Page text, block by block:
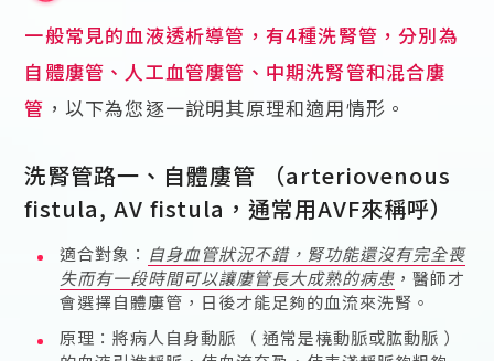
一般常見的血液透析導管，有4種洗腎管，分別為
自體廔管、人工血管廔管、中期洗腎管和混合廔
管 ，以下為您逐一說明其原理和適用情形。
洗腎管路一、自體廔管 （arteriovenous
fistula, AV fistula，通常用AVF來稱呼）
適合對象： 自身血管狀況不錯，腎功能還沒有完全喪
失而有一段時間可以讓廔管長大成熟的病患 ，醫師才
會選擇自體廔管，日後才能足夠的血流來洗腎。
原理：將病人自身動脈 （ 通常是橈動脈或肱動脈 ）